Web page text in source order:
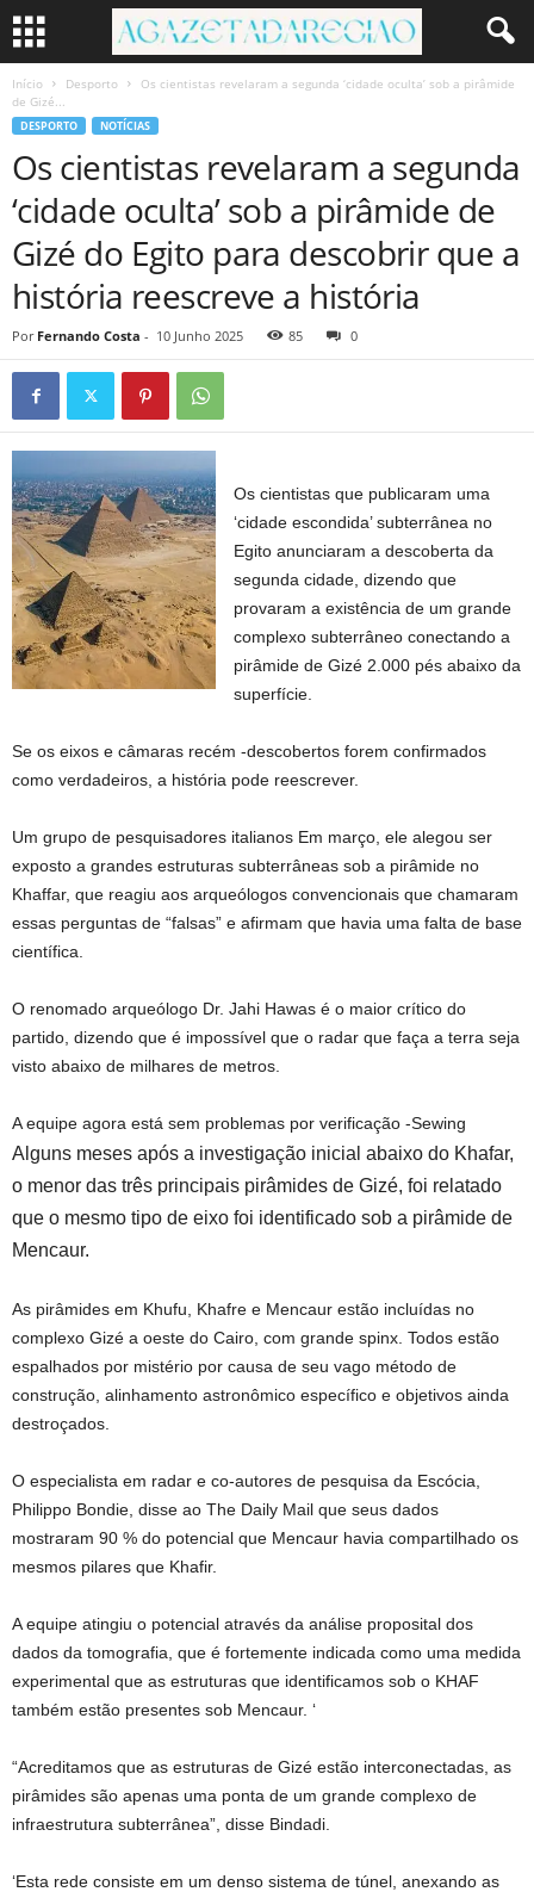
Início Desporto
Os cientistas revelaram a segunda ‘cidade oculta’ sob a pirâmide
de Gizé...
DESPORTO NOTÍCIAS
Os cientistas revelaram a segunda
‘cidade oculta’ sob a pirâmide de
Gizé do Egito para descobrir que a
história reescreve a história
Por Fernando Costa - 10 Junho 2025 85 0
Os cientistas que publicaram uma
‘cidade escondida’ subterrânea no
Egito anunciaram a descoberta da
segunda cidade, dizendo que
provaram a existência de um grande
complexo subterrâneo conectando a
pirâmide de Gizé 2.000 pés abaixo da
superfície.
Se os eixos e câmaras recém -descobertos forem confirmados
como verdadeiros, a história pode reescrever.
Um grupo de pesquisadores italianos Em março, ele alegou ser
exposto a grandes estruturas subterrâneas sob a pirâmide no
Khaffar, que reagiu aos arqueólogos convencionais que chamaram
essas perguntas de “falsas” e afirmam que havia uma falta de base
científica.
O renomado arqueólogo Dr. Jahi Hawas é o maior crítico do
partido, dizendo que é impossível que o radar que faça a terra seja
visto abaixo de milhares de metros.
A equipe agora está sem problemas por verificação -Sewing
Alguns meses após a investigação inicial abaixo do Khafar,
o menor das três principais pirâmides de Gizé, foi relatado
que o mesmo tipo de eixo foi identificado sob a pirâmide de
Mencaur.
As pirâmides em Khufu, Khafre e Mencaur estão incluídas no
complexo Gizé a oeste do Cairo, com grande spinx. Todos estão
espalhados por mistério por causa de seu vago método de
construção, alinhamento astronômico específico e objetivos ainda
destroçados.
O especialista em radar e co-autores de pesquisa da Escócia,
Philippo Bondie, disse ao The Daily Mail que seus dados
mostraram 90 % do potencial que Mencaur havia compartilhado os
mesmos pilares que Khafir.
A equipe atingiu o potencial através da análise proposital dos
dados da tomografia, que é fortemente indicada como uma medida
experimental que as estruturas que identificamos sob o KHAF
também estão presentes sob Mencaur. ‘
“Acreditamos que as estruturas de Gizé estão interconectadas, as
pirâmides são apenas uma ponta de um grande complexo de
infraestrutura subterrânea”, disse Bindadi.
‘Esta rede consiste em um denso sistema de túnel, anexando as